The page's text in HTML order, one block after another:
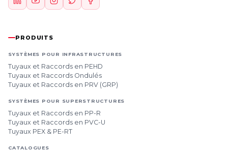
PRODUITS
SYSTÈMES POUR INFRASTRUCTURES
Tuyaux et Raccords en PEHD
Tuyaux et Raccords Ondulés
Tuyaux et Raccords en PRV (GRP)
SYSTÈMES POUR SUPERSTRUCTURES
Tuyaux et Raccords en PP-R
Tuyaux et Raccords en PVC-U
Tuyaux PEX & PE-RT
CATALOGUES